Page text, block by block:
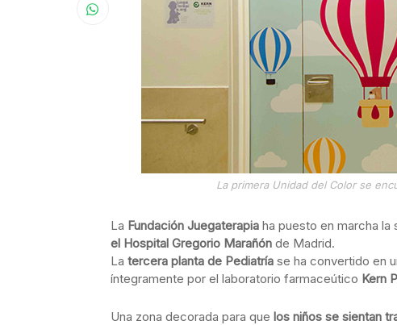
La primera Unidad del Color se
La Fundación Juegaterapia ha puesto en marcha la
el Hospital Gregorio Marañón de Madrid.
La tercera planta de Pediatría se ha convertido en
íntegramente por el laboratorio farmaceútico Kern
Una zona decorada para que los niños se sientan